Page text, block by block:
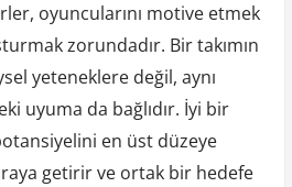
oyuncularını motive etmek
zorundadır. Bir takımın
yeteneklere değil, aynı
uyuma da bağlıdır. İyi bir
en üst düzeye
getirir ve ortak bir hedefe